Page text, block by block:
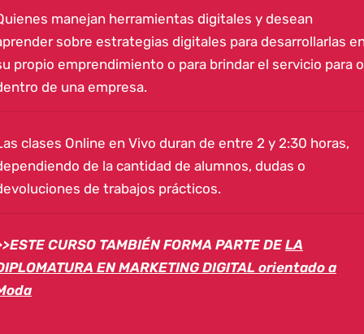
manejan herramientas digitales y desean
sobre estrategias digitales para desarrollarlas
propio emprendimiento o para brindar el servicio para o
de una empresa.
clases Online en Vivo duran de entre 2 y 2:30 horas,
de la cantidad de alumnos, dudas o
de trabajos prácticos.
CURSO TAMBIÉN FORMA PARTE DE LA
EN MARKETING DIGITAL orientado a